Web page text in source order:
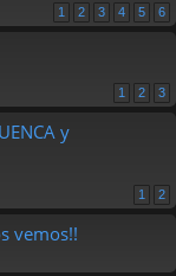
1 2 3 4 5 6
1 2 3
y
1 2
vemos!!